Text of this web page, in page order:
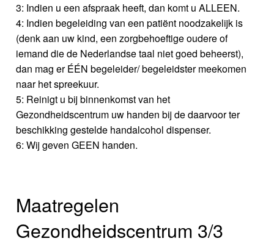
3: Indien u een afspraak heeft, dan komt u ALLEEN.
4: Indien begeleiding van een patiënt noodzakelijk is
(denk aan uw kind, een zorgbehoeftige oudere of
iemand die de Nederlandse taal niet goed beheerst),
dan mag er ÉÉN begeleider/ begeleidster meekomen
naar het spreekuur.
5: Reinigt u bij binnenkomst van het
Gezondheidscentrum uw handen bij de daarvoor ter
beschikking gestelde handalcohol dispenser.
6: Wij geven GEEN handen.
Maatregelen
Gezondheidscentrum 3/3